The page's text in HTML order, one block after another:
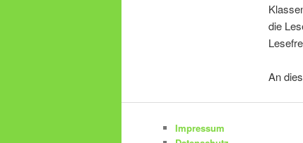
die
An
Impressum